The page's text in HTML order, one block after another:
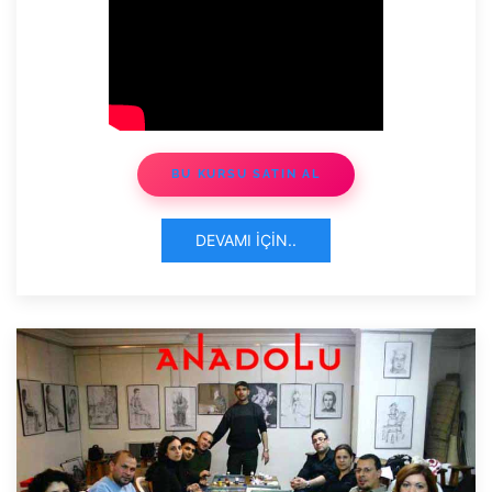
BU KURSU SATIN AL
DEVAMI İÇIN..